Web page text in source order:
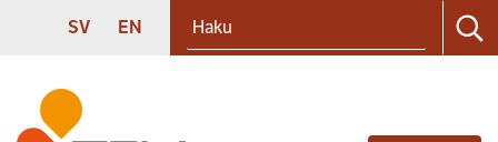
Siirry sisältöön
SVENSKA
SV ENGLISH
EN
Etusivu